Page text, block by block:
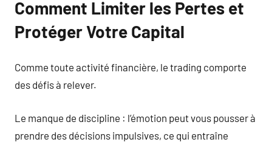
Comment Limiter les Pertes et
Protéger Votre Capital
Comme toute activité financière, le trading comporte
des défis à relever.
Le manque de discipline : l’émotion peut vous pousser à
prendre des décisions impulsives, ce qui entraîne